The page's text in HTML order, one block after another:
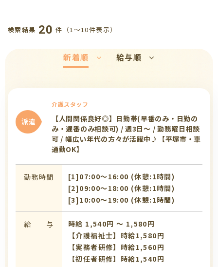
検索結果 20 件（1〜10件表示）
新着順 給与順
派遣
介護スタッフ
【人間関係良好◎】日勤帯(早番のみ・日勤の
み・遅番のみ相談可) / 週3日～ / 勤務曜日相談
可 / 幅広い年代の方々が活躍中♪【平塚市・車
通勤OK】
勤務時間
[1]07:00〜16:00 (休憩:1時間)
[2]09:00〜18:00 (休憩:1時間)
[3]10:00〜19:00 (休憩:1時間)
給 与
時給 1,540円 〜 1,580円
【介護福祉士】時給1,580円
【実務者研修】時給1,560円
【初任者研修】時給1,540円